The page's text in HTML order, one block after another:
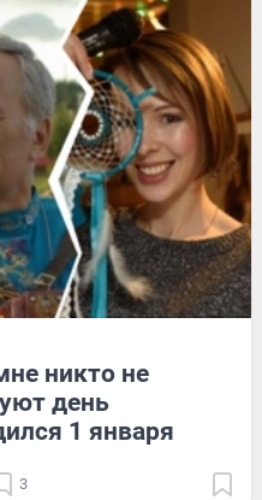
никто не
день
1 января
3